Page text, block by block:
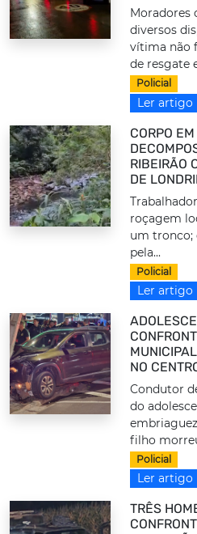
Moradores
diversos
vítima não
de resgate
Policial
Ler artigo
CORPO
RIBEIRÃO
DE
roçagem
um tronco;
pela...
Policial
Ler artigo
NO
Condutor
do
filho
Policial
Ler artigo
TRÊS